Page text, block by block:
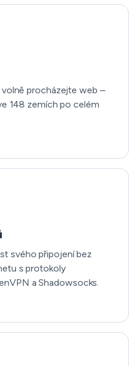
procházejte web –
148 zemích po celém
svého připojení bez
s protokoly
a Shadowsocks.